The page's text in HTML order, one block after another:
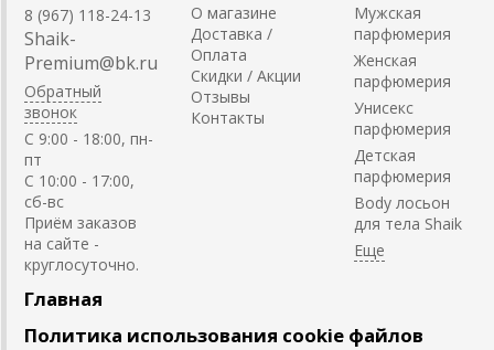
8 (967) 118-24-13
Shaik-
Premium@bk.ru
Обратный
звонок
C 9:00 - 18:00, пн-
пт
С 10:00 - 17:00,
сб-вс
Приём заказов
на сайте -
круглосуточно.
О магазине
Доставка /
Оплата
Скидки / Акции
Отзывы
Контакты
Мужская
парфюмерия
Женская
парфюмерия
Унисекс
парфюмерия
Детская
парфюмерия
Body лосьон
для тела Shaik
Главная
Политика использования cookie файлов